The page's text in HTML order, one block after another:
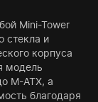
Mini-Tower
стекла и
корпуса
модель
M-ATX, а
благодаря